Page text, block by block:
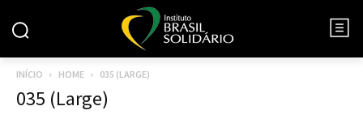
INÍCIO HOME 035 (LARGE)
035 (Large)